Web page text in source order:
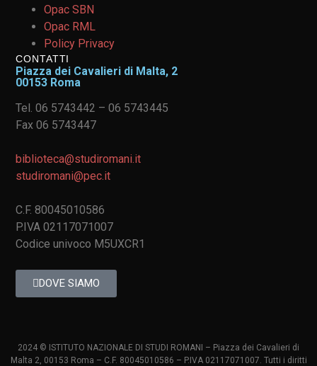
Opac SBN
Opac RML
Policy Privacy
CONTATTI
Piazza dei Cavalieri di Malta, 2
00153 Roma
Tel. 06 5743442 – 06 5743445
Fax 06 5743447
biblioteca@studiromani.it
studiromani@pec.it
C.F. 80045010586
P.IVA 02117071007
Codice univoco M5UXCR1
DOVE SIAMO
2024 © ISTITUTO NAZIONALE DI STUDI ROMANI – Piazza dei Cavalieri di
Malta 2, 00153 Roma – C.F. 80045010586 – P.IVA 02117071007. Tutti i diritti